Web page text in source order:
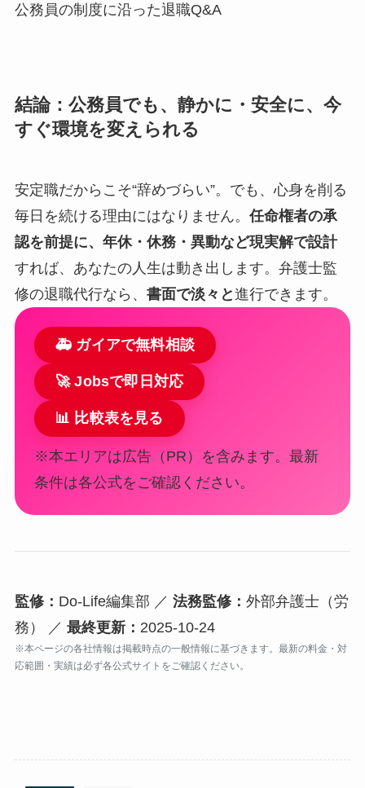
公務員の制度に沿った退職Q&A
結論：公務員でも、静かに・安全に、今
すぐ環境を変えられる
安定職だからこそ“辞めづらい”。でも、心身を削る
毎日を続ける理由にはなりません。 任命権者の承
認を前提に、年休・休務・異動など現実解で設計
すれば、あなたの人生は動き出します。弁護士監
修の退職代行なら、 書面で淡々と進行できます。
🚑 ガイアで無料相談
🚀 Jobsで即日対応
📊 比較表を見る
※本エリアは広告（PR）を含みます。最新
条件は各公式をご確認ください。
監修： Do-Life編集部 ／ 法務監修： 外部弁護士（労
務） ／ 最終更新： 2025-10-24
※本ページの各社情報は掲載時点の一般情報に基づきます。最新の料金・対
応範囲・実績は必ず各公式サイトをご確認ください。